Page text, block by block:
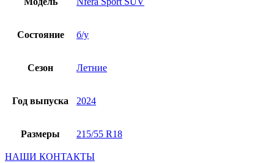
Состояние б/у
Сезон Летние
Год выпуска 2024
Размеры 215/55 R18
НАШИ КОНТАКТЫ